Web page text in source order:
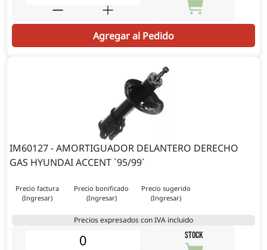
Agregar al Pedido
IM60127 - AMORTIGUADOR DELANTERO DERECHO
GAS HYUNDAI ACCENT `95/99`
Precio factura
(Ingresar)
Precio bonificado
(Ingresar)
Precio sugerido
(Ingresar)
Precios expresados con IVA incluido
STOCK